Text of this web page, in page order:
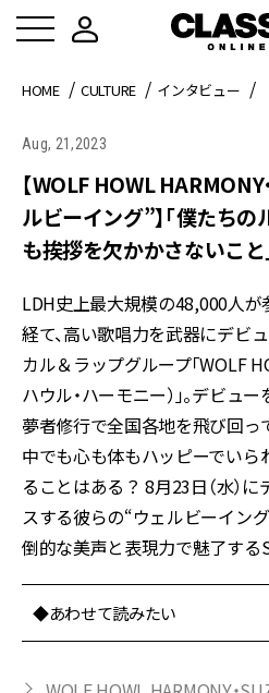
HOME CULTURE インタビュー
Aug, 21,2023
【WOLF HOWL
ルビーイング”】「僕たち
も挨拶を欠かかさないこと
LDH史上最大規模の48,000人
経て、高い歌唱力を武器にデビ
カル＆ラップグループ「WOLF
ハウル・ハーモニー）」。デビュ
夢者修行で全国各地を飛び回っ
中でも心も体もハッピーでいら
ることはある？ 8月23日（水）
スする彼らの“ウェルビーイング
倒的な美声と表現力で魅了する
◆あわせて読みたい